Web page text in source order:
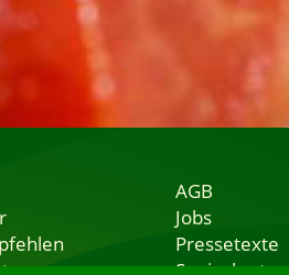
AGB
Jobs
Pressetexte
Speisekarten